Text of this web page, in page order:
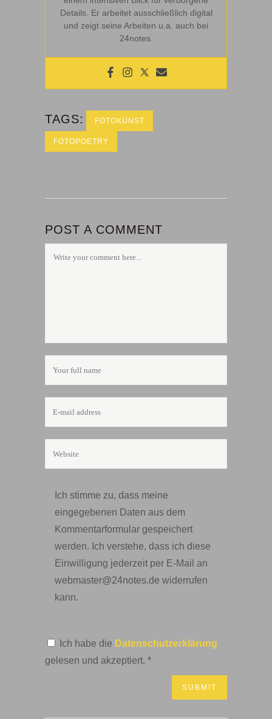
Details. Er arbeitet ausschließlich digital
und zeigt seine Arbeiten u.a. auch bei
24notes.
TAGS: FOTOKUNST
FOTOPOETRY
POST A COMMENT
Ich stimme zu, dass meine
eingegebenen Daten aus dem
Kommentarformular gespeichert
werden. Ich verstehe, dass ich diese
Einwilligung jederzeit per E-Mail an
webmaster@24notes.de widerrufen
kann.
Ich habe die Datenschutzerklärung
gelesen und akzeptiert. *